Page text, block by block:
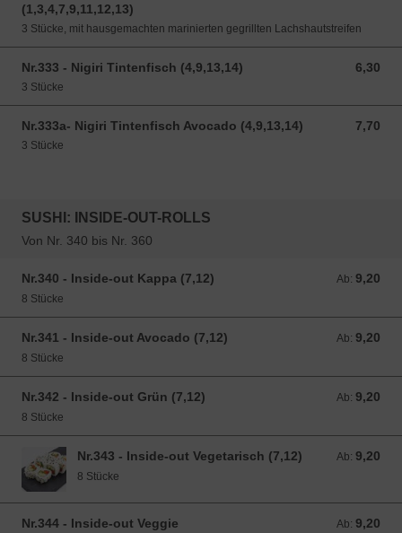
(1,3,4,7,9,11,12,13)
3 Stücke, mit hausgemachten marinierten gegrillten Lachshautstreifen
Nr.333 - Nigiri Tintenfisch (4,9,13,14) 6,30
6,30 EUR
3 Stücke
Nr.333a- Nigiri Tintenfisch Avocado (4,9,13,14) 7,70
7,70 EUR
3 Stücke
SUSHI: INSIDE-OUT-ROLLS
Von Nr. 340 bis Nr. 360
Nr.340 - Inside-out Kappa (7,12) Ab: 9,20
Ab: 9,20 EUR
8 Stücke
Nr.341 - Inside-out Avocado (7,12) Ab: 9,20
Ab: 9,20 EUR
8 Stücke
Nr.342 - Inside-out Grün (7,12) Ab: 9,20
Ab: 9,20 EUR
8 Stücke
Nr.343 - Inside-out Vegetarisch (7,12) Ab: 9,20
Ab: 9,20 EUR
8 Stücke
Nr.344 - Inside-out Veggie Ab: 9,20
Ab: 9,20 EUR